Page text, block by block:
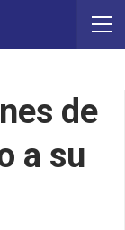
de
a su